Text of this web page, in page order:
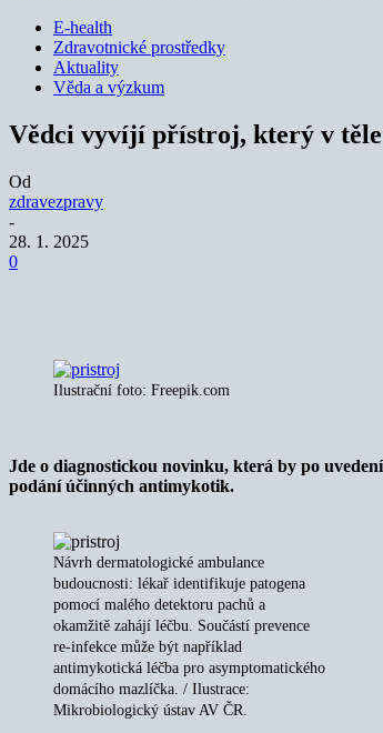
E-health
Zdravotnické prostředky
Aktuality
Věda a výzkum
Vědci vyvíjí přístroj, který v těle
Od
zdravezpravy
-
28. 1. 2025
0
Ilustrační foto: Freepik.com
Jde o diagnostickou novinku, která by po
podání účinných antimykotik.
Návrh dermatologické ambulance
budoucnosti: lékař identifikuje patogena
pomocí malého detektoru pachů a
okamžitě zahájí léčbu. Součástí prevence
re-infekce může být například
antimykotická léčba pro asymptomatického
domácího mazlíčka. / Ilustrace:
Mikrobiologický ústav AV ČR.